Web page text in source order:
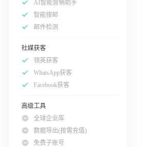
AI智能营销助手
智能搜邮
邮件检测
社媒获客
领英获客
WhatsApp获客
Facebook获客
高级工具
全球企业库
数据导出(按需充值)
免费子账号